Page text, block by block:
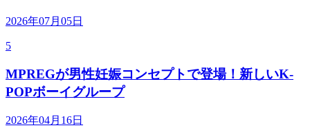
2026年07月05日
5
MPREGが男性妊娠コンセプトで登場！新しいK-
POPボーイグループ
2026年04月16日